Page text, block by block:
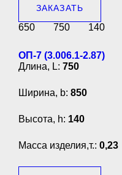
ЗАКАЗАТЬ
650 750 140
ОП-7 (3.006.1-2.87)
Длина, L: 750
Ширина, b: 850
Высота, h: 140
Масса изделия,т.: 0,23